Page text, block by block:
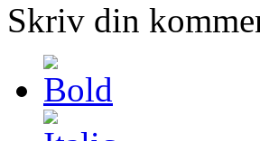
Skriv din